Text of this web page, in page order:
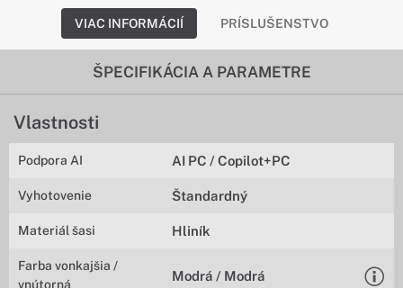
VIAC INFORMÁCIÍ PRÍSLUŠENSTVO
ŠPECIFIKÁCIA A PARAMETRE
Vlastnosti
Podpora AI AI PC / Copilot+PC
Vyhotovenie Štandardný
Materiál šasi Hliník
Farba vonkajšia /
vnútorná
Modrá / Modrá